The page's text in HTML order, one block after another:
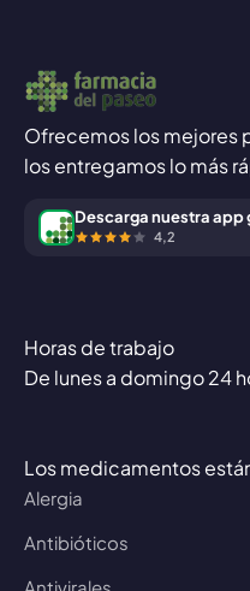
Ofrecemos los mejores
los entregamos lo más
Descarga nuestra app
4,2
Horas de trabajo
De lunes a domingo 24
Los medicamentos
Alergia
Antibióticos